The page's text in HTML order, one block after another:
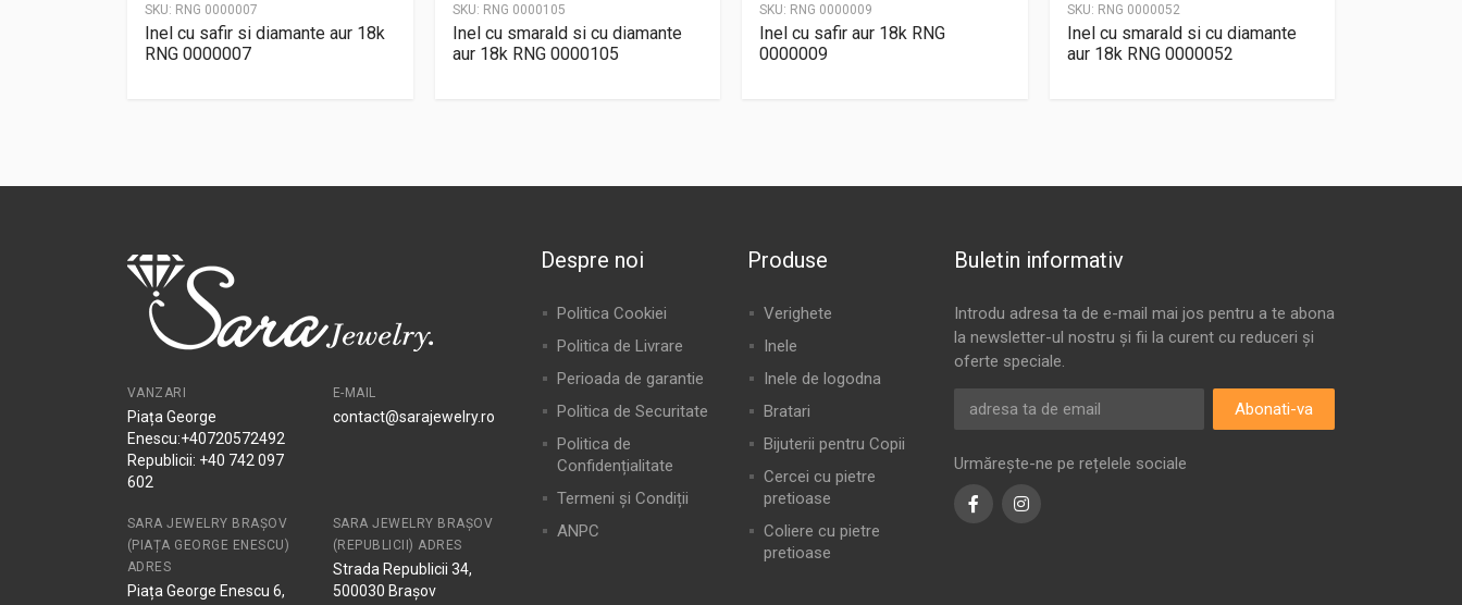
SKU: RNG 0000007
Inel cu safir si diamante aur 18k
RNG 0000007
SKU: RNG 0000105
Inel cu smarald si cu diamante
aur 18k RNG 0000105
SKU: RNG 0000009
Inel cu safir aur 18k RNG
0000009
SKU: RNG 0000052
Inel cu smarald si cu diamante
aur 18k RNG 0000052
VANZARI
Piața George
Enescu:+40720572492
Republicii: +40 742 097
602
E-MAIL
contact@sarajewelry.ro
SARA JEWELRY BRAȘOV
(PIAȚA GEORGE ENESCU)
ADRES
Piața George Enescu 6,
SARA JEWELRY BRAȘOV
(REPUBLICII) ADRES
Strada Republicii 34,
500030 Brașov
Despre noi
Politica Cookiei
Politica de Livrare
Perioada de garantie
Politica de Securitate
Politica de
Confidențialitate
Termeni și Condiții
ANPC
Produse
Verighete
Inele
Inele de logodna
Bratari
Bijuterii pentru Copii
Cercei cu pietre
pretioase
Coliere cu pietre
pretioase
Buletin informativ
Introdu adresa ta de e-mail mai jos pentru a te abona
la newsletter-ul nostru și fii la curent cu reduceri și
oferte speciale.
Abonati-va
Urmărește-ne pe rețelele sociale
FacebookInstagram